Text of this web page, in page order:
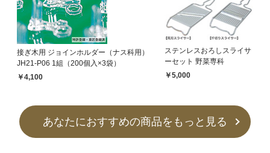
接ぎ木用 ジョインホルダー（ナス科用）
JH21-P06 1組（200個入×3袋）
￥4,100
ステンレスおろしスライサ
ーセット 野菜専科
￥5,000
あなたにおすすめの商品をもっと見る